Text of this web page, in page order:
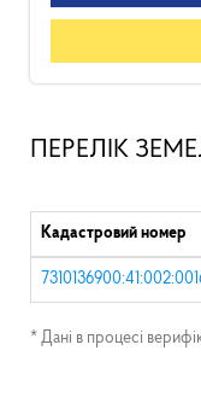
ПЕРЕЛІК
Кадастровий номер
* Дані в процесі